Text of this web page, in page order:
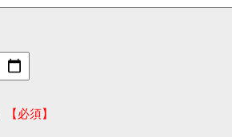
【必須】